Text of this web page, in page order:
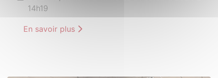
14h19
En savoir plus